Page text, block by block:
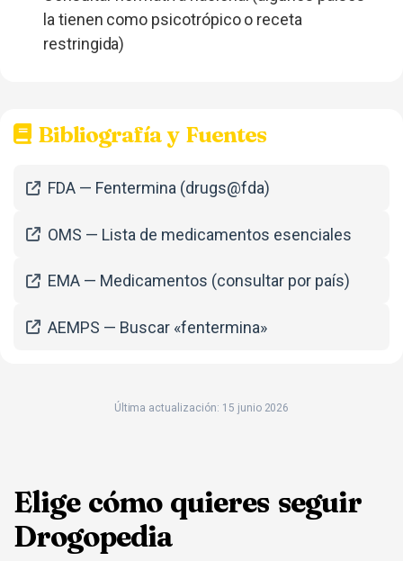
la tienen como psicotrópico o receta
restringida)
Bibliografía y Fuentes
FDA — Fentermina (drugs@fda)
OMS — Lista de medicamentos esenciales
EMA — Medicamentos (consultar por país)
AEMPS — Buscar «fentermina»
Última actualización: 15 junio 2026
Elige cómo quieres seguir
Drogopedia